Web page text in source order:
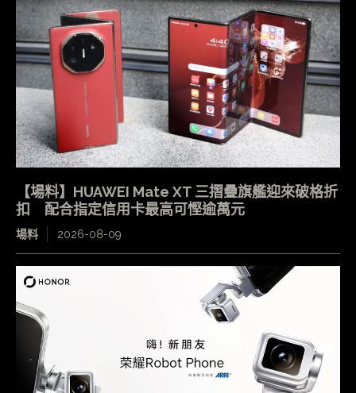
【場料】HUAWEI Mate XT 三摺疊旗艦迎來破格折
扣 配合指定信用卡最高可慳逾萬元
場料 2026-08-09